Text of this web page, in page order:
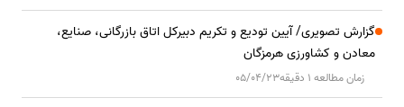
گزارش تصویری/ آیین تودیع و تکریم دبیرکل اتاق بازرگانی، صنایع،
معادن و کشاورزی هرمزگان
زمان مطالعه 1 دقیقه 05/04/23